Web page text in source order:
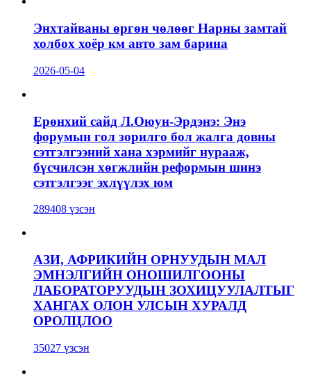
Энхтайваны өргөн чөлөөг Нарны замтай
холбох хоёр км авто зам барина
2026-05-04
Ерөнхий сайд Л.Оюун-Эрдэнэ: Энэ
форумын гол зорилго бол жалга довны
сэтгэлгээний хана хэрмийг нурааж,
бүсчилсэн хөгжлийн реформын шинэ
сэтгэлгээг эхлүүлэх юм
289408 үзсэн
АЗИ, АФРИКИЙН ОРНУУДЫН МАЛ
ЭМНЭЛГИЙН ОНОШИЛГООНЫ
ЛАБОРАТОРУУДЫН ЗОХИЦУУЛАЛТЫГ
ХАНГАХ ОЛОН УЛСЫН ХУРАЛД
ОРОЛЦЛОО
35027 үзсэн